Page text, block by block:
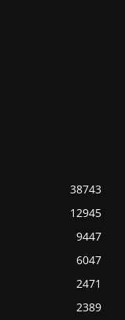
38743
12945
9447
6047
2471
2389